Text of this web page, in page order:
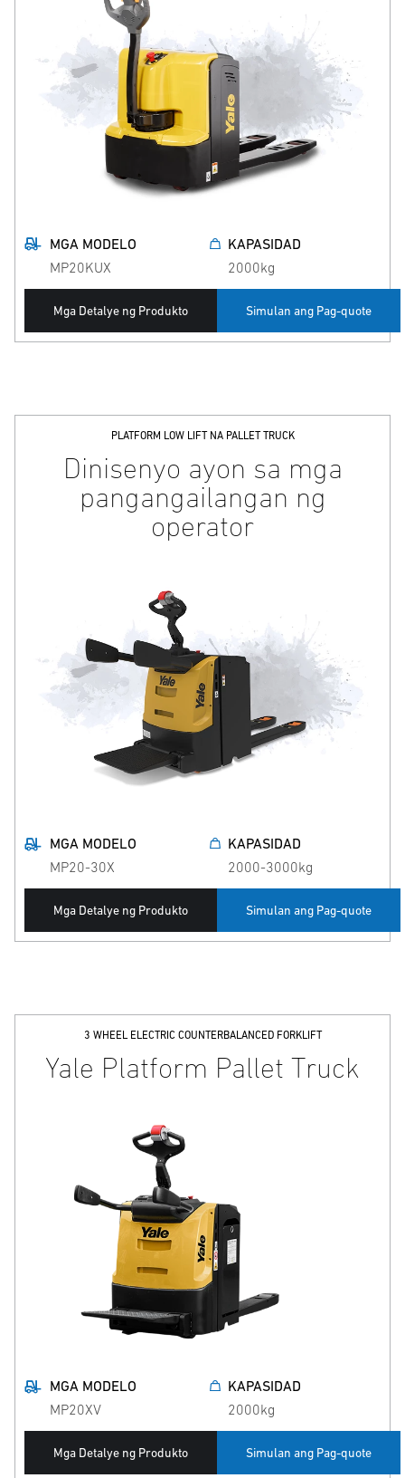
MGA MODELO
MP20KUX
KAPASIDAD
2000kg
Mga Detalye ng Produkto Simulan ang Pag-quote
PLATFORM LOW LIFT NA PALLET TRUCK
Dinisenyo ayon sa mga
pangangailangan ng
operator
MGA MODELO
MP20-30X
KAPASIDAD
2000-3000kg
Mga Detalye ng Produkto Simulan ang Pag-quote
3 WHEEL ELECTRIC COUNTERBALANCED FORKLIFT
Yale Platform Pallet Truck
MGA MODELO
MP20XV
KAPASIDAD
2000kg
Mga Detalye ng Produkto Simulan ang Pag-quote